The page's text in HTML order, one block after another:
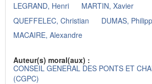
LEGRAND, Henri
MARTIN, Xavier
QUEFFELEC, Christian
DUMAS,
MACAIRE, Alexandre
Auteur(s) moral(aux) :
CONSEIL GENERAL DES PONTS ET
(CGPC)